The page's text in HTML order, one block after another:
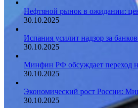
Нефтяной рынок в ожидании:
30.10.2025
Испания усилит надзор за
30.10.2025
Минфин РФ обсуждает переход
30.10.2025
Экономический рост России:
30.10.2025